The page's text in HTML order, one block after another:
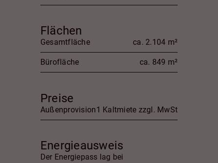
Flächen
Gesamtfläche ca. 2.104 m²
Bürofläche ca. 849 m²
Preise
Außenprovision1 Kaltmiete zzgl. MwSt
Energieausweis
Der Energiepass lag bei